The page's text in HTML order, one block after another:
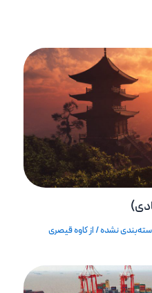
نشده/ ازکاوه قیصری